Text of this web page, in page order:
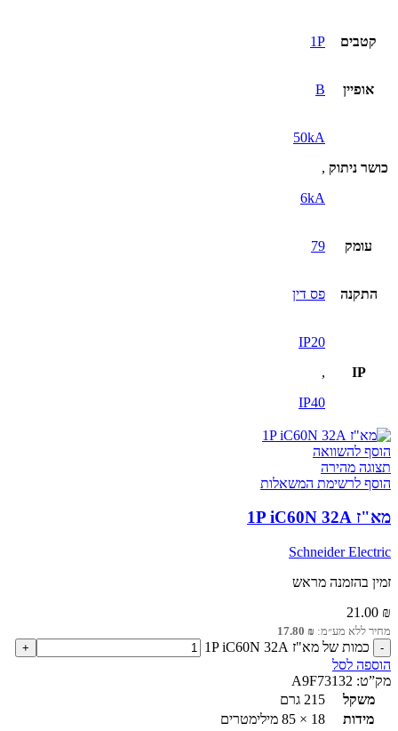
קטבים 1P
אופיין B
כושר ניתוק
50kA
,
6kA
עומק 79
התקנה פס דין
IP
IP20
,
IP40
הוסף להשוואה
תצוגה מהירה
הוסף לרשימת המשאלות
מא"ז 1P iC60N 32A
Schneider Electric
זמין בהזמנה מראש
21.00 ₪
מחיר ללא מע״מ: 17.80 ₪
כמות של מא"ז 1P iC60N 32A
הוספה לסל
מק”ט: A9F73132
משקל
215 גרם
מידות
18 × 85 מילימטרים